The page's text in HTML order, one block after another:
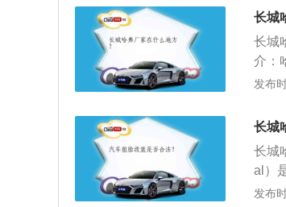
工厂
水
动、
格来
最后
长城
长城
介：
1、
保、
发布
长城
长城
al）
H1
发布